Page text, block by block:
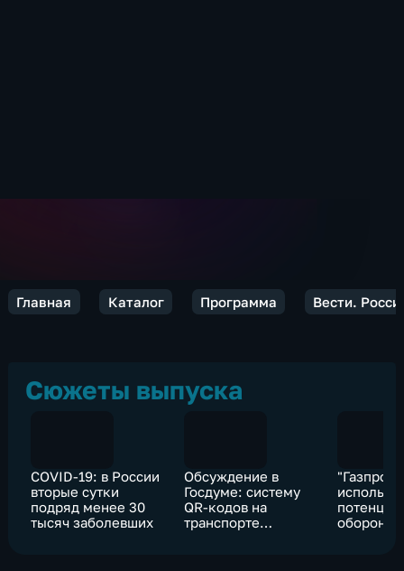
Главная Каталог Программа Вести.
Сюжеты выпуска
COVID-19: в России
вторые сутки
подряд менее 30
тысяч заболевших
Обсуждение в
Госдуме: систему
QR-кодов на
транспорте
"Газпром"